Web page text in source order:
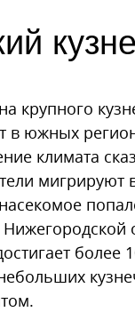
крупного
в южных
климата
мигрируют
более